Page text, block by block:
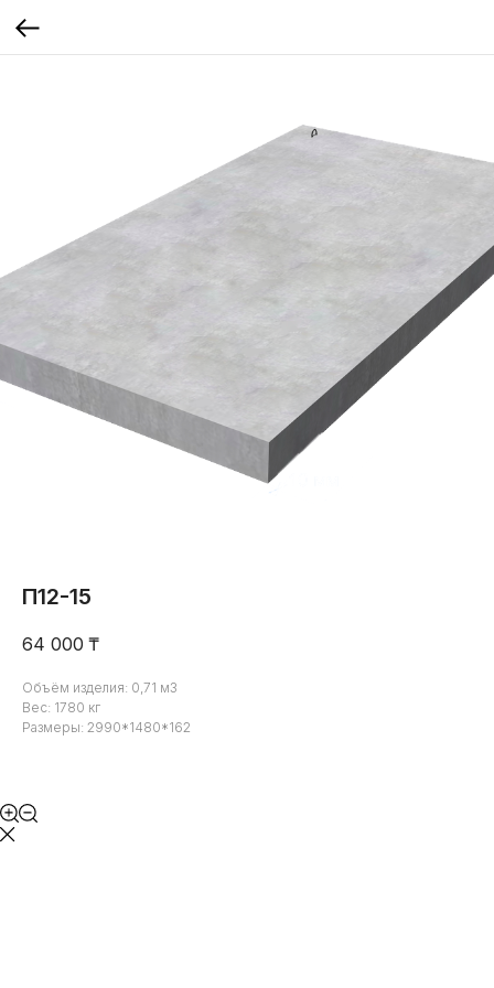
П12-15
64 000 ₸
Объём изделия: 0,71 м3
Вес: 1780 кг
Размеры: 2990*1480*162